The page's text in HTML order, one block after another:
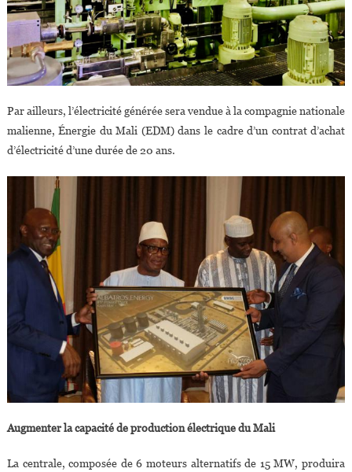
Par ailleurs, l’électricité générée sera vendue à la compagnie nationale
malienne, Énergie du Mali (EDM) dans le cadre d’un contrat d’achat
d’électricité d’une durée de 20 ans.
Augmenter la capacité de production électrique du Mali
La centrale, composée de 6 moteurs alternatifs de 15 MW, produira